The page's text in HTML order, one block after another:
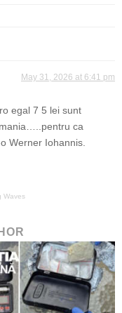
May 31, 2026 at 6:41 pm
egal 7 5 lei sunt
ca
Werner Iohannis.
Waves